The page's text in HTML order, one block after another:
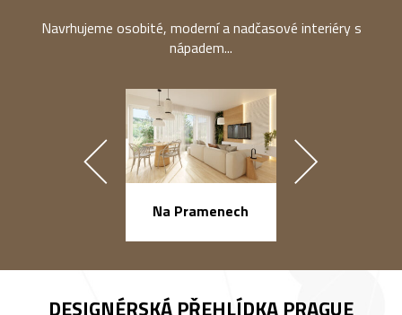
Navrhujeme osobité, moderní a nadčasové interiéry s
nápadem...
Na Pramenech
DESIGNÉRSKÁ PŘEHLÍDKA PRAGUE